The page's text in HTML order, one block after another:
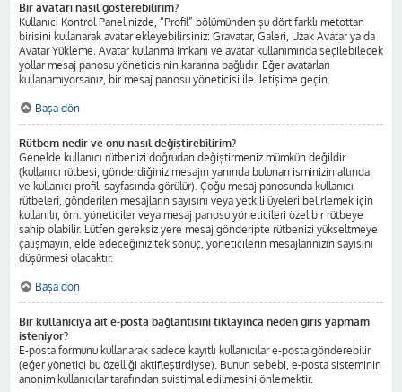
Bir avatarı nasıl gösterebilirim?
Kullanıcı Kontrol Panelinizde, “Profil” bölümünden şu dört farklı metottan
birisini kullanarak avatar ekleyebilirsiniz: Gravatar, Galeri, Uzak Avatar ya da
Avatar Yükleme. Avatar kullanma imkanı ve avatar kullanımında seçilebilecek
yollar mesaj panosu yöneticisinin kararına bağlıdır. Eğer avatarları
kullanamıyorsanız, bir mesaj panosu yöneticisi ile iletişime geçin.
Başa dön
Rütbem nedir ve onu nasıl değiştirebilirim?
Genelde kullanıcı rütbenizi doğrudan değiştirmeniz mümkün değildir
(kullanıcı rütbesi, gönderdiğiniz mesajın yanında bulunan isminizin altında
ve kullanıcı profili sayfasında görülür). Çoğu mesaj panosunda kullanıcı
rütbeleri, gönderilen mesajların sayısını veya yetkili üyeleri belirlemek için
kullanılır, örn. yöneticiler veya mesaj panosu yöneticileri özel bir rütbeye
sahip olabilir. Lütfen gereksiz yere mesaj gönderipte rütbenizi yükseltmeye
çalışmayın, elde edeceğiniz tek sonuç, yöneticilerin mesajlarınızın sayısını
düşürmesi olacaktır.
Başa dön
Bir kullanıcıya ait e-posta bağlantısını tıklayınca neden giriş yapmam
isteniyor?
E-posta formunu kullanarak sadece kayıtlı kullanıcılar e-posta gönderebilir
(eğer yönetici bu özelliği aktifleştirdiyse). Bunun sebebi, e-posta sisteminin
anonim kullanıcılar tarafından suistimal edilmesini önlemektir.